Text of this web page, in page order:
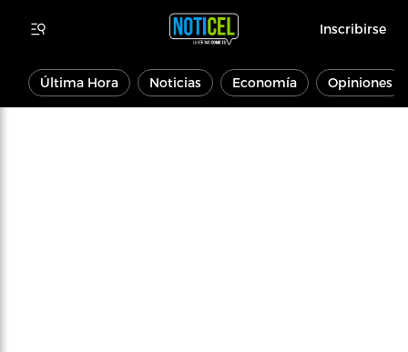
Inscribirse
Última Hora Noticias Economía Opiniones